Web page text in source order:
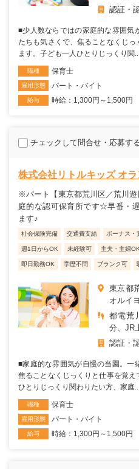
認証・
■少人数ならではの家庭的な雰囲気
たちも気さくで、焦ることなくじ
ます。子ども一人ひとりじっくり関
職種 保育士
雇用形態 パート・バイト
給与 時給：1,300円～1,500円
チェックして問合せ・応募す
株式会社リトルキッズ オ
※パート【東京都荒川区／荒川
庭的な認可保育所です☆早番・
ます♪
社会保険完備 交通費支給 ボーナス・
週1日からOK 未経験可 主夫・主婦OK
即日勤務OK 学歴不問 ブランク可
東京都
オルイ
都電荒
分、JR
認証・
■家庭的な雰囲気が自慢の当園。一
焦ることなくじっくりと仕事を覚
ひとりじっくり関わりたい方、家庭
職種 保育士
雇用形態 パート・バイト
給与 時給：1,300円～1,500円